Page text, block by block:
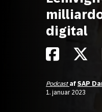
digital
Podcast af SAP
1. januar 2023